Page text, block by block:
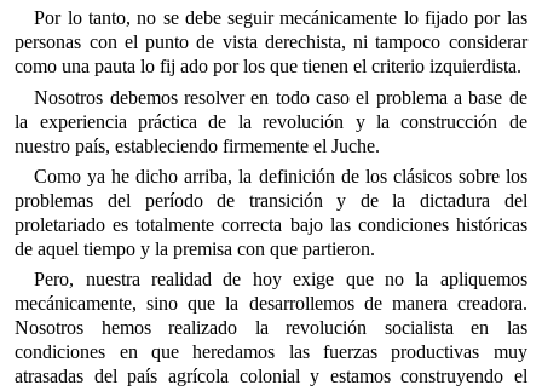
Por lo tanto, no se debe seguir mecánicamente lo fijado por las
personas con el punto de vista derechista, ni tampoco considerar
como una pauta lo fij ado por los que tienen el criterio izquierdista.
Nosotros debemos resolver en todo caso el problema a base de
la experiencia práctica de la revolución y la construcción de
nuestro país, estableciendo firmemente el Juche.
Como ya he dicho arriba, la definición de los clásicos sobre los
problemas del período de transición y de la dictadura del
proletariado es totalmente correcta bajo las condiciones históricas
de aquel tiempo y la premisa con que partieron.
Pero, nuestra realidad de hoy exige que no la apliquemos
mecánicamente, sino que la desarrollemos de manera creadora.
Nosotros hemos realizado la revolución socialista en las
condiciones en que heredamos las fuerzas productivas muy
atrasadas del país agrícola colonial y estamos construyendo el